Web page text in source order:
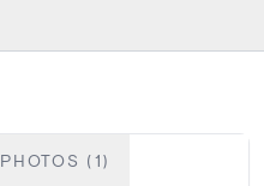
PHOTOS (1)